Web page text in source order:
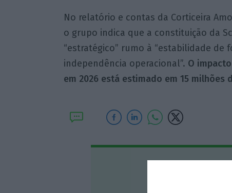
No relatório e contas da Corticeira
o grupo indica que a constituição da
“estratégico” rumo à “estabilidade de
independência operacional”. O
em 2026 está estimado em 15 milhões
Assine